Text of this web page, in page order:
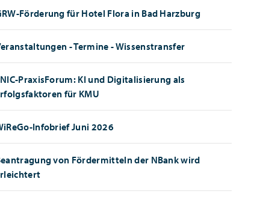
Förderung für Hotel Flora in Bad Harzburg
- Termine - Wissenstransfer
PraxisForum: KI und Digitalisierung als
für KMU
Infobrief Juni 2026
von Fördermitteln der NBank wird